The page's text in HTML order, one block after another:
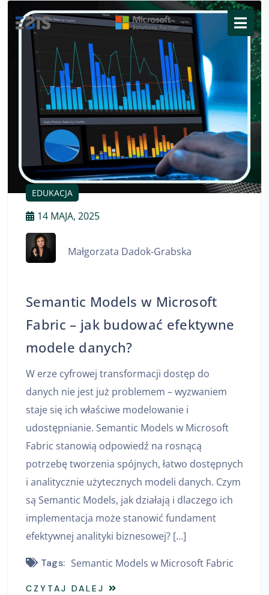
EDUKACJA
14 MAJA, 2025
Małgorzata Dadok-Grabska
Semantic Models w Microsoft
Fabric – jak budować efektywne
modele danych?
W erze cyfrowej transformacji dostęp do
danych nie jest już problemem – wyzwaniem
staje się ich właściwe modelowanie i
udostępnianie. Semantic Models w Microsoft
Fabric stanowią odpowiedź na rosnącą
potrzebę tworzenia spójnych, łatwo dostępnych
i analitycznie użytecznych modeli danych. Czym
są Semantic Models, jak działają i dlaczego ich
implementacja może stanowić fundament
efektywnej analityki biznesowej? […]
Tags: Semantic Models w Microsoft Fabric
CZYTAJ DALEJ